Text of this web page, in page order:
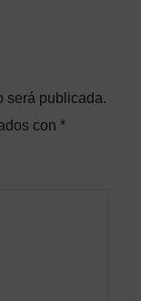
será publicada.
con *